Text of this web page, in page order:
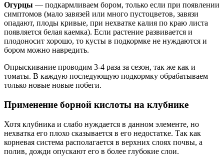
Огурцы — подкармливаем бором, только если при появлении
симптомов (мало завязей или много пустоцветов, завязи
опадают, плоды кривые, при нехватке калия по краю листа
появляется белая каемка). Если растение развивается и
плодоносит хорошо, то кусты в подкормке не нуждаются и
бором можно навредить.
Опрыскивание проводим 3-4 раза за сезон, так же как и
томаты. В каждую последующую подкормку обрабатываем
только новые новые побеги.
Применение борной кислоты на клубнике
Хотя клубника и слабо нуждается в данном элементе, но
нехватка его плохо сказывается в его недостатке. Так как
корневая система располагается в верхних слоях почвы, а
полив, дожди опускают его в более глубокие слои.